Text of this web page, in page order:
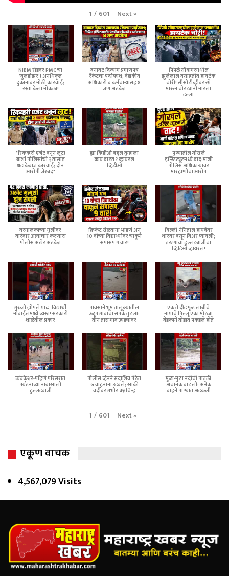
1 / 601 Next»
NIBM रोडवर PMC चा
'बुलडोझर'! अनधिकृत
दुकानांवर मोठी कारवाई;
रस्ता केला मोकळा!
बनावट दिव्यांग प्रमाणपत्र
रॅकेटचा पर्दाफाश; वैद्यकीय
अधिकारी व कर्मचाऱ्यांसह 8
जण अटकेत
पिंपळे सौदागरमधील
झुलेलाल वसाहतीत हायटेक
चोरी! सीसीटीव्हीवर स्प्रे
मारून चोरट्यांनी मारला
डल्ला
"रिकव्हरी एजंट बनून लूट!
बार्शी पोलिसांची २ तासांत
धडाकेबाज कारवाई; दोन
आरोपी जेरबंद"
ह्या व्हिडीओ बद्दल तुम्हाला
काय वाटत ? व्हायरल
व्हिडीओ
पुण्यातील गोखले
इन्स्टिट्यूटमध्ये वाद;माजी
पोलिस अधिकाऱ्यांवर
मारहाणीचा आरोप
घरमालकाच्या मुलीवर
वारंवार अत्याचार करणारा
पोलीस अखेर अटकेत
क्रिकेट खेळताना भांडणं अन्
10 वीच्या विद्यार्थ्यावर चाकूने
सपासप 9 वार!
दिल्ली-नैनिताल हायवेवर
थारवर बसून बिअर प्यायली;
तरुणांचा हुल्लडबाजीचा
व्हिडिओ व्हायरल!
गुरुजी झोपले गाढ, विद्यार्थी
मोबाईलमध्ये व्यस्त! सरकारी
शाळेतील प्रकार
पावसाने भूम तालुक्यातील
उळूप गावाचा संपर्क तुटला;
तीन तास गाव उघड्यावर
एक ते दीड फूट लांबीचे
नागाचे पिल्लू एका मोठ्या
बेडकाने तोंडात पकडले होते
त्र्यंबकेश्वर-पहिणे परिसरात
पर्यटनाच्या नावाखाली
हुल्लडबाजी
पोलीस व्हॅनने सदाशिव पेठेत
७ वाहनांना उडवले; खाकी
वर्दीवर गंभीर प्रश्नचिन्ह
मुळा-मुठा नदीची पातळी
अचानक वाढली; अनेक
वाहने पाण्यात अडकली
1 / 601 Next»
एकूण वाचक
4,567,079 Visits